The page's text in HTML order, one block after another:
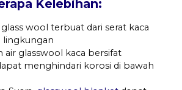
Kelebihan:
wool terbuat dari serat kaca
air glasswool kaca bersifat
menghindari korosi di bawah